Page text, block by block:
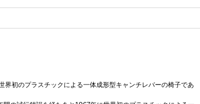
初のプラスチックによる一体成形型キャンチレバーの椅子であ